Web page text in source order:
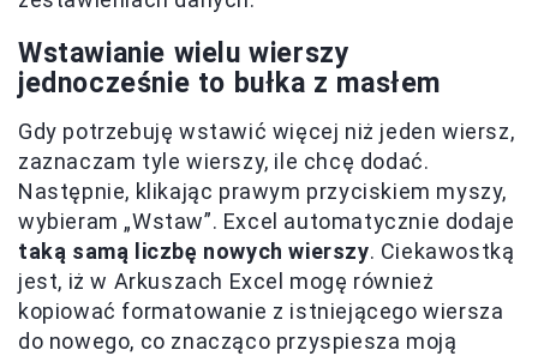
Wstawianie wielu wierszy
jednocześnie to bułka z masłem
Gdy potrzebuję wstawić więcej niż jeden wiersz,
zaznaczam tyle wierszy, ile chcę dodać.
Następnie, klikając prawym przyciskiem myszy,
wybieram „Wstaw”. Excel automatycznie dodaje
taką samą liczbę nowych wierszy. Ciekawostką
jest, iż w Arkuszach Excel mogę również
kopiować formatowanie z istniejącego wiersza
do nowego, co znacząco przyspiesza moją